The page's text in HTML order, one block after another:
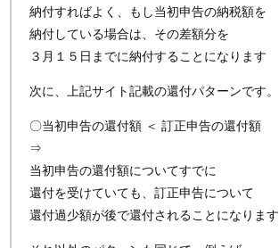
納付すればよく、もし当初申告の納税額を
納付している場合は、その差額分を
３月１５日までに納付することになります
次に、上記サイト記載の還付パターンです。
〇当初申告の還付額 ＜ 訂正申告の還付額
⇒
当初申告の還付額についてすでに
還付を受けていても、訂正申告について
還付過少額が後で還付されることになります